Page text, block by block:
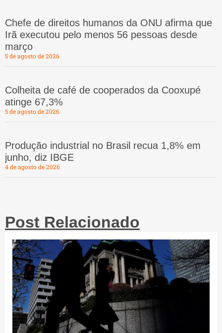
Chefe de direitos humanos da ONU afirma que
Irã executou pelo menos 56 pessoas desde
março
5 de agosto de 2026
Colheita de café de cooperados da Cooxupé
atinge 67,3%
5 de agosto de 2026
Produção industrial no Brasil recua 1,8% em
junho, diz IBGE
4 de agosto de 2026
Post Relacionado